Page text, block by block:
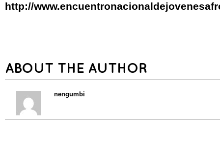
http://
ABOUT THE AUTHOR
nengumbi